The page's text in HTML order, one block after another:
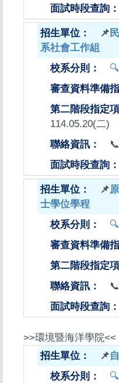
📌
系社會工作組
🔍
114.05.20(二)
📌
士學位學程
🔍
>>環境暨海洋學院<<
📌
🔍